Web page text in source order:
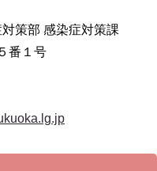
策部 感染症対策課
番１号